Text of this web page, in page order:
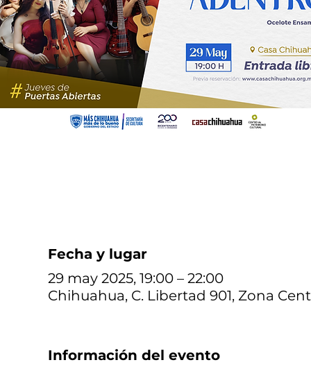
Fecha y lugar
29 may 2025, 19:00 – 22:00
Chihuahua, C. Libertad 901, Zona
Información del evento